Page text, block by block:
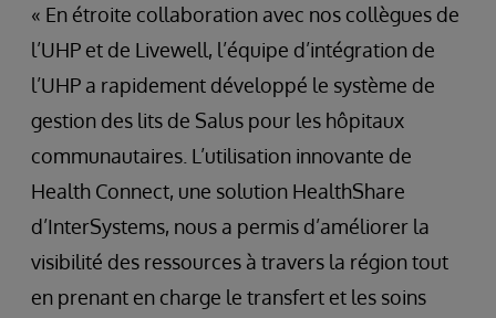
« En étroite collaboration avec nos collègues de
l’UHP et de Livewell, l’équipe d’intégration de
l’UHP a rapidement développé le système de
gestion des lits de Salus pour les hôpitaux
communautaires. L’utilisation innovante de
Health Connect, une solution HealthShare
d’InterSystems, nous a permis d’améliorer la
visibilité des ressources à travers la région tout
en prenant en charge le transfert et les soins